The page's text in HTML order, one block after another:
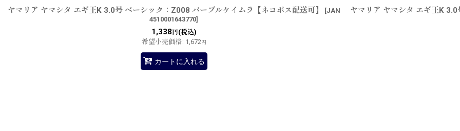
ヤマリア ヤマシタ エギ王K 3.0号 ベーシック：Z008 パープルケイムラ【ネコポス配送可】 [JAN
4510001643770]
1,338 円(税込)
希望小売価格: 1,672円
カートに入れる
ヤマリア ヤマシタ エギ王K